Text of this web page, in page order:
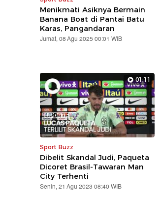
Menikmati Asiknya Bermain
Banana Boat di Pantai Batu
Karas, Pangandaran
Jumat, 08 Agu 2025 00:01 WIB
01:11
Sport Buzz
Dibelit Skandal Judi, Paqueta
Dicoret Brasil-Tawaran Man
City Terhenti
Senin, 21 Agu 2023 08:40 WIB